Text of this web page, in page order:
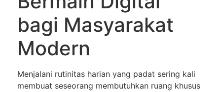
bagi Masyarakat
Modern
Menjalani rutinitas harian yang padat sering kali
membuat seseorang membutuhkan ruang khusus